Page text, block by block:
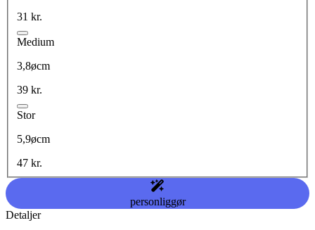
31 kr.
Medium
3,8øcm
39 kr.
Stor
5,9øcm
47 kr.
personliggør
Detaljer